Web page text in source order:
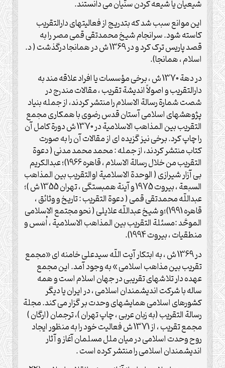
شیعیان یا شیعه کردن سنّیان می دانستند.
این موانع سبب شد که بتدریج از فعالیتهای دارالتقریب
کاسته شود. سرانجام شیخ محمدتقی قمی مصر را به
قصد پاریس ترک کرد و در 1369 ش در همانجا درگذشت ( د.
اسلام ، همانجا).
در دهة 1370 ش ، برخی مؤسسات یا افراد علاقه مند به
دارالتقریب و اصولاً اندیشة تقریب ، مقالات مندرج در
شصت شمارة رسالة الاسلام را منتشر کردند، از جمله بنیاد
پژوهشهای اسلامی آستان قدس رضوی با همکاری مجمع
التقریب بین المذاهب الاسلامیة در 1370 ش دورة کامل آن
را چاپ کرد. برخی نیز گزیده ای از مقالات آن را به صورت
کتاب منتشر کردند، از جمله : محمد محمد مدنی ( دعوة
التقریب من خلال رسالة الاسلام ، قاهره 1966)؛ عبدالکریم
بی آزار شیرازی ( الوحدة الاسلامیة اوالتقریب بین المذاهب
السبعة ، بیروت 1975 و آینة همبستگی ، تهران 1355 ش )؛
عبداللّه محمدتقی قمی ( دعوة التقریب : تاریخ و وثائق ،
قاهره 1991)؛و شیخ عبداللّه علایلی ( نحو مجتمع الاسلامی
الموحَّد :مسئلة التقریب بین المذاهب الاسلامیة ، اُسَس و
منطقیات ، بیروت 1994).
در 1369 ش ، به ابتکار آیت اللّه سیدعلی خامنه ای «مجمع
تقریب بین مذاهب اسلامی » به وجود آمد. این مجمع
عهده دار تلاشهای تقریبی در جهان اسلام است و همه
ساله با شرکت اندیشمندان اسلامی ، در ایران یا دیگر
کشورهای اسلامی همایشهای وحدت بر گزار می کند. مجلة
رسالة التقریب (به زبان عربی ، چاپ تهران )، ترجمان (ارگان )
مجمع تقریب ، از 1371 ش فعالیت خود را به منظور ایجاد
روح وحدت اسلامی در میان ملل مسلمان آغاز و آثار
اندیشمندان اسلامی را منتشر کرده است .